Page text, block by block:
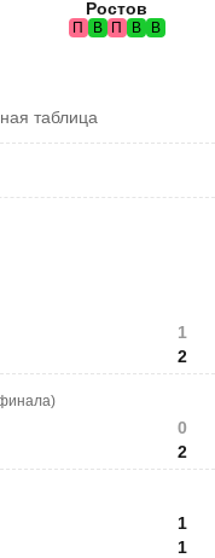
Ростов
П В П В В
таблица
1
2
0
2
1
1